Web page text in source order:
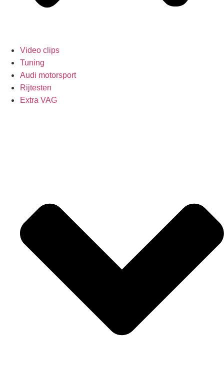
Video clips
Tuning
Audi motorsport
Rijtesten
Extra VAG